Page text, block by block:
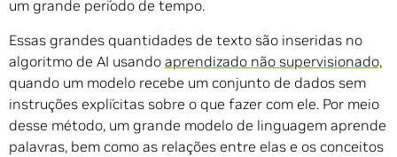
um grande período de tempo.
Essas grandes quantidades de texto são inseridas no
algoritmo de AI usando aprendizado não supervisionado,
quando um modelo recebe um conjunto de dados sem
instruções explícitas sobre o que fazer com ele. Por meio
desse método, um grande modelo de linguagem aprende
palavras, bem como as relações entre elas e os conceitos